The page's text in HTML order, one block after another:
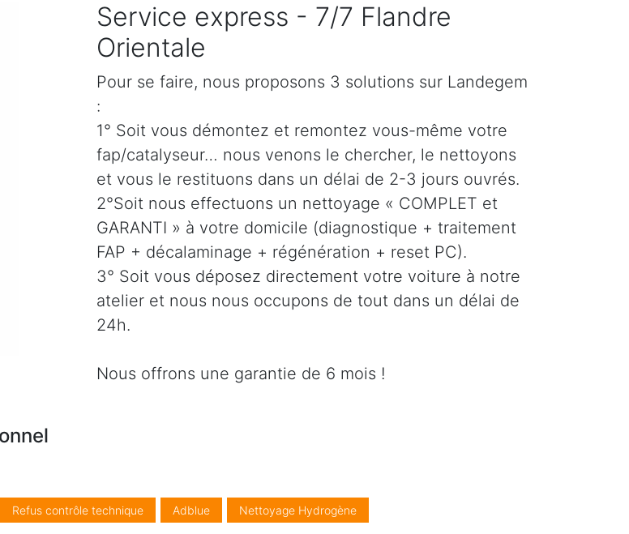
Service express - 7/7 Flandre
Orientale
Pour se faire, nous proposons 3 solutions sur Landegem
:
1° Soit vous démontez et remontez vous-même votre
fap/catalyseur… nous venons le chercher, le nettoyons
et vous le restituons dans un délai de 2-3 jours ouvrés.
2°Soit nous effectuons un nettoyage « COMPLET et
GARANTI » à votre domicile (diagnostique + traitement
FAP + décalaminage + régénération + reset PC).
3° Soit vous déposez directement votre voiture à notre
atelier et nous nous occupons de tout dans un délai de
24h.
Nous offrons une garantie de 6 mois !
Refus contrôle technique Adblue Nettoyage Hydrogène